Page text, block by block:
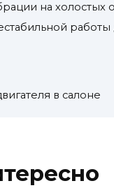
на холостых
работы
в салоне